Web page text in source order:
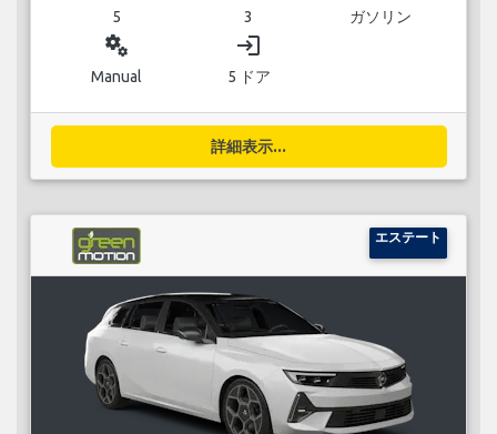
5 3 ガソリン
miscellaneous_services
Manual
login
5 ドア
詳細表示...
エステート